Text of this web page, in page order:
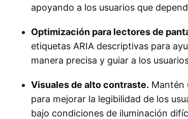
apoyando a los usuarios que
Optimización para lectores de
etiquetas ARIA descriptivas para
manera precisa y guiar a los
Visuales de alto contraste. Mantén
para mejorar la legibilidad de los
bajo condiciones de iluminación